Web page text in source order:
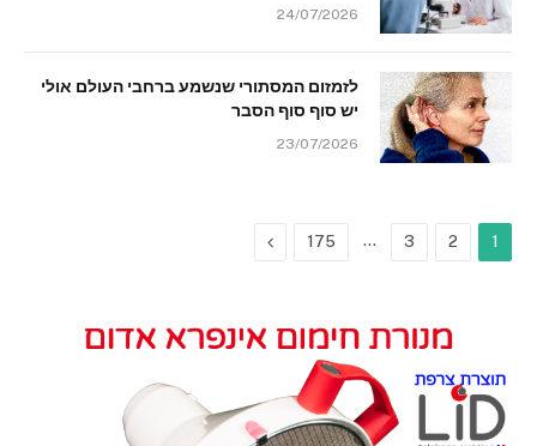
24/07/2026
לזמזום המסתורי שנשמע ברחבי העולם אולי
יש סוף סוף הסבר
23/07/2026
1
2
3
…
175
Next